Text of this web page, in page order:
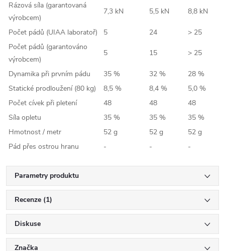
Rázová síla (garantovaná
výrobcem)
7,3 kN 5,5 kN 8,8 kN
Počet pádů (UIAA laboratoř) 5 24
> 25
Počet pádů (garantováno
výrobcem)
5 15 > 25
Dynamika při prvním pádu 35 % 32 %
28 %
Statické prodloužení (80 kg)
8,5 % 8,4 %
5,0 %
Počet cívek při pletení
48 48
48
Síla opletu
35 % 35 %
35 %
Hmotnost / metr
52 g 52 g
52 g
Pád přes ostrou hranu
- - -
Parametry produktu
Recenze (1)
Diskuse
Značka